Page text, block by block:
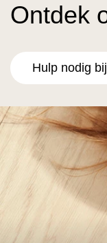
Ontdek
Hulp nodig